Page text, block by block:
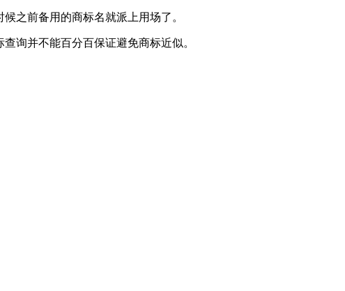
之前备用的商标名就派上用场了。
询并不能百分百保证避免商标近似。